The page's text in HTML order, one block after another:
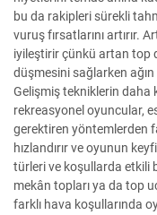
bu da rakipleri sürekli
vuruş fırsatlarını artırır.
iyileştirir çünkü artan top
düşmesini sağlarken
Gelişmiş tekniklerin daha
rekreasyonel oyuncular,
gerektiren yöntemlerden
hızlandırır ve oyunun
türleri ve koşullarda etkili
mekân topları ya da top
farklı hava koşullarında